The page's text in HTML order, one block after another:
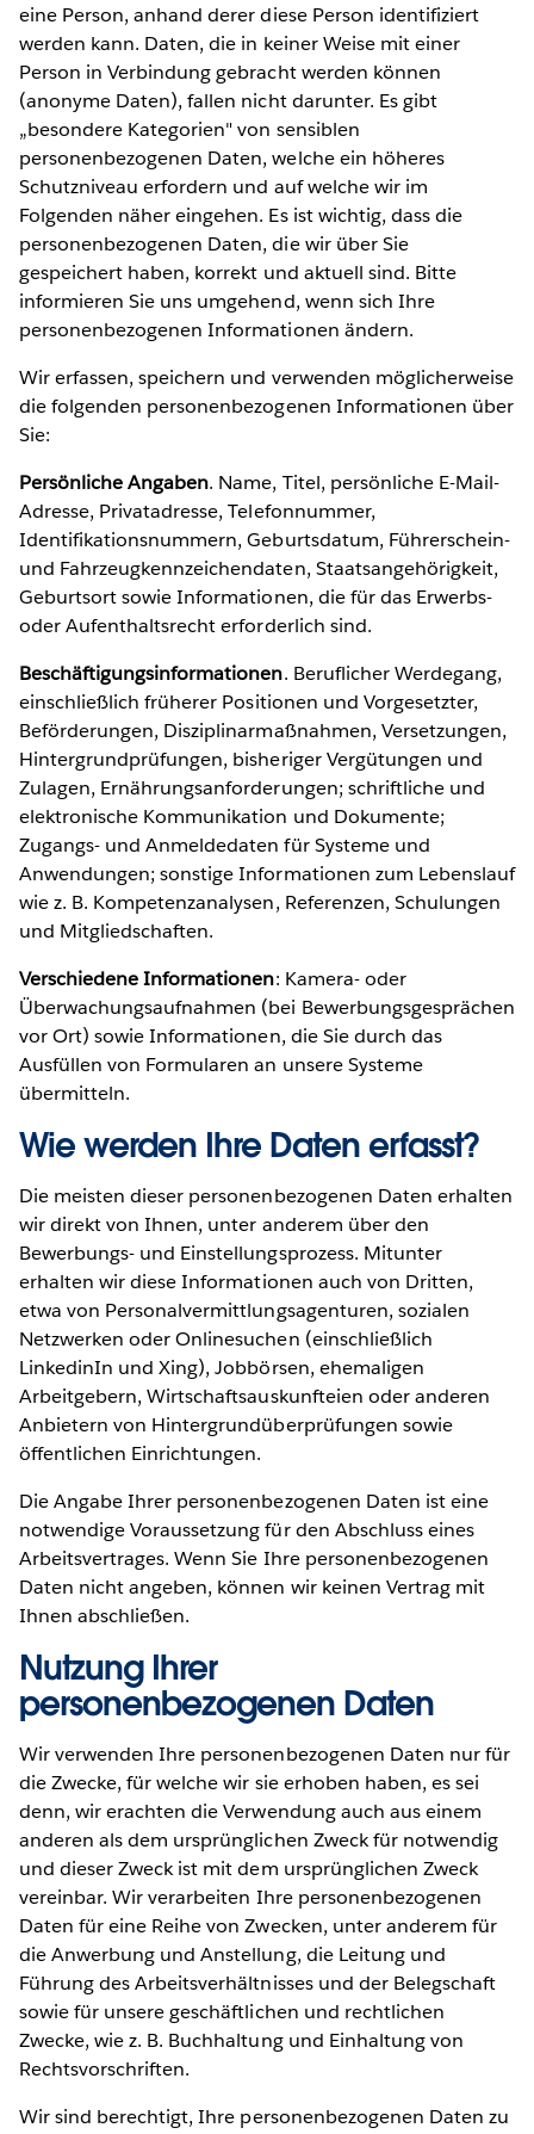
eine Person, anhand derer diese Person identifiziert
werden kann. Daten, die in keiner Weise mit einer
Person in Verbindung gebracht werden können
(anonyme Daten), fallen nicht darunter. Es gibt
„besondere Kategorien" von sensiblen
personenbezogenen Daten, welche ein höheres
Schutzniveau erfordern und auf welche wir im
Folgenden näher eingehen. Es ist wichtig, dass die
personenbezogenen Daten, die wir über Sie
gespeichert haben, korrekt und aktuell sind. Bitte
informieren Sie uns umgehend, wenn sich Ihre
personenbezogenen Informationen ändern.
Wir erfassen, speichern und verwenden möglicherweise
die folgenden personenbezogenen Informationen über
Sie:
Persönliche Angaben. Name, Titel, persönliche E-Mail-
Adresse, Privatadresse, Telefonnummer,
Identifikationsnummern, Geburtsdatum, Führerschein-
und Fahrzeugkennzeichendaten, Staatsangehörigkeit,
Geburtsort sowie Informationen, die für das Erwerbs-
oder Aufenthaltsrecht erforderlich sind.
Beschäftigungsinformationen. Beruflicher Werdegang,
einschließlich früherer Positionen und Vorgesetzter,
Beförderungen, Disziplinarmaßnahmen, Versetzungen,
Hintergrundprüfungen, bisheriger Vergütungen und
Zulagen, Ernährungsanforderungen; schriftliche und
elektronische Kommunikation und Dokumente;
Zugangs- und Anmeldedaten für Systeme und
Anwendungen; sonstige Informationen zum Lebenslauf
wie z. B. Kompetenzanalysen, Referenzen, Schulungen
und Mitgliedschaften.
Verschiedene Informationen: Kamera- oder
Überwachungsaufnahmen (bei Bewerbungsgesprächen
vor Ort) sowie Informationen, die Sie durch das
Ausfüllen von Formularen an unsere Systeme
übermitteln.
Wie werden Ihre Daten erfasst?
Die meisten dieser personenbezogenen Daten erhalten
wir direkt von Ihnen, unter anderem über den
Bewerbungs- und Einstellungsprozess. Mitunter
erhalten wir diese Informationen auch von Dritten,
etwa von Personalvermittlungsagenturen, sozialen
Netzwerken oder Onlinesuchen (einschließlich
LinkedinIn und Xing), Jobbörsen, ehemaligen
Arbeitgebern, Wirtschaftsauskunfteien oder anderen
Anbietern von Hintergrundüberprüfungen sowie
öffentlichen Einrichtungen.
Die Angabe Ihrer personenbezogenen Daten ist eine
notwendige Voraussetzung für den Abschluss eines
Arbeitsvertrages. Wenn Sie Ihre personenbezogenen
Daten nicht angeben, können wir keinen Vertrag mit
Ihnen abschließen.
Nutzung Ihrer
personenbezogenen Daten
Wir verwenden Ihre personenbezogenen Daten nur für
die Zwecke, für welche wir sie erhoben haben, es sei
denn, wir erachten die Verwendung auch aus einem
anderen als dem ursprünglichen Zweck für notwendig
und dieser Zweck ist mit dem ursprünglichen Zweck
vereinbar. Wir verarbeiten Ihre personenbezogenen
Daten für eine Reihe von Zwecken, unter anderem für
die Anwerbung und Anstellung, die Leitung und
Führung des Arbeitsverhältnisses und der Belegschaft
sowie für unsere geschäftlichen und rechtlichen
Zwecke, wie z. B. Buchhaltung und Einhaltung von
Rechtsvorschriften.
Wir sind berechtigt, Ihre personenbezogenen Daten zu